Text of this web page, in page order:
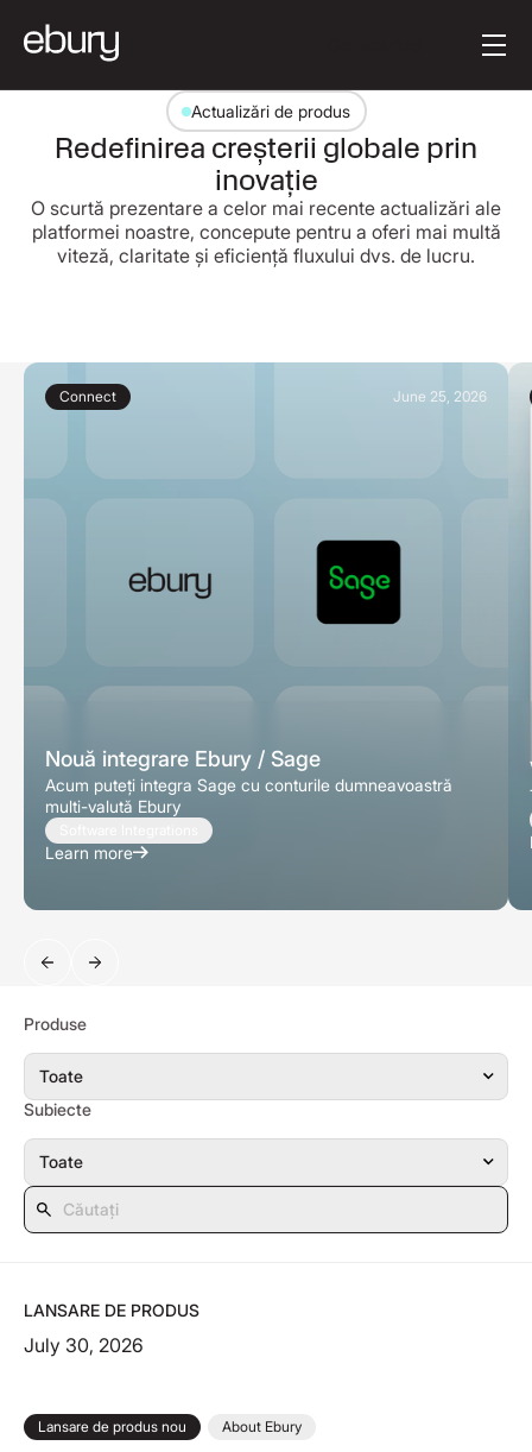
Actualizări de produs
Redefinirea creșterii globale prin
inovație
O scurtă prezentare a celor mai recente actualizări ale
platformei noastre, concepute pentru a oferi mai multă
viteză, claritate și eficiență fluxului dvs. de lucru.
Connect June 25, 2026
Nouă integrare Ebury / Sage
Acum puteți integra Sage cu conturile dumneavoastră
multi-valută Ebury
Learn more
Produse
Subiecte
LANSARE DE PRODUS
July 30, 2026
Lansare de produs nou About Ebury